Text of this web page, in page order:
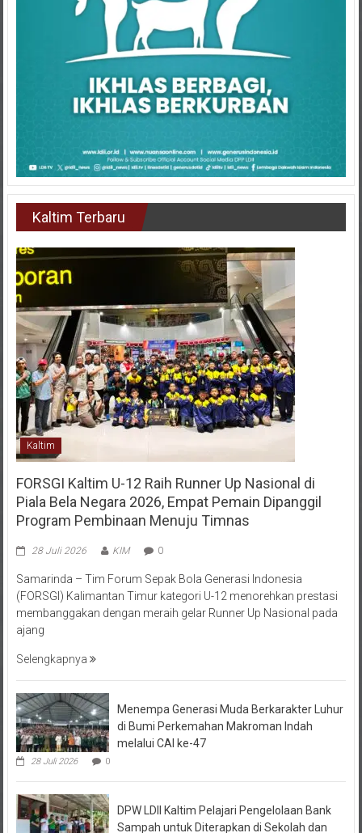
Kaltim Terbaru
Kaltim
FORSGI Kaltim U-12 Raih Runner Up Nasional di
Piala Bela Negara 2026, Empat Pemain Dipanggil
Program Pembinaan Menuju Timnas
(FORSGI) Kalimantan Timur kategori U-12 menorehkan prestasi
membanggakan dengan meraih gelar Runner Up Nasional pada
ajang
di Bumi Perkemahan Makroman Indah
melalui CAI ke-47
28 Juli 2026 0
Sampah untuk Diterapkan di Sekolah dan
Pondok Binaan